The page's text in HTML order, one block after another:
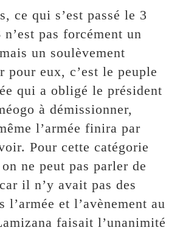
ce qui s’est passé le 3
pas forcément un
un soulèvement
pour eux, c’est le peuple
qui a obligé le président
à démissionner,
l’armée finira par
Pour cette catégorie
ne peut pas parler de
il n’y avait pas des
l’armée et l’avènement au
faisait l’unanimité